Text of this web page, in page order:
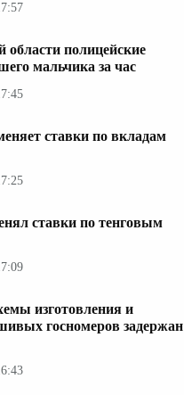
полицейские
мальчика за час
ставки по вкладам
ставки по тенговым
изготовления и
госномеров задержан